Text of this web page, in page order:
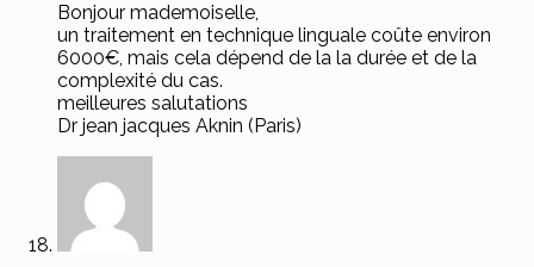
Bonjour mademoiselle,
un traitement en technique linguale coûte environ
6000€, mais cela dépend de la la durée et de la
complexité du cas.
meilleures salutations
Dr jean jacques Aknin (Paris)